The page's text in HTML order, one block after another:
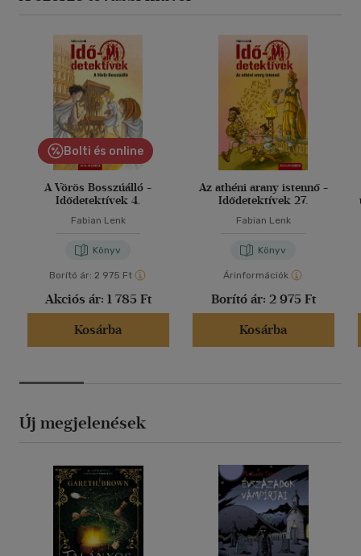
Bolti és online
A Vörös Bosszúálló -
Idődetektívek 4.
Fabian Lenk
Könyv
Borító ár: 2 975 Ft
Akciós ár: 1 785 Ft
Kosárba
Az athéni arany istennő -
Idődetektívek 27.
Fabian Lenk
Könyv
Árinformációk
Borító ár: 2 975 Ft
Kosárba
Új megjelenések